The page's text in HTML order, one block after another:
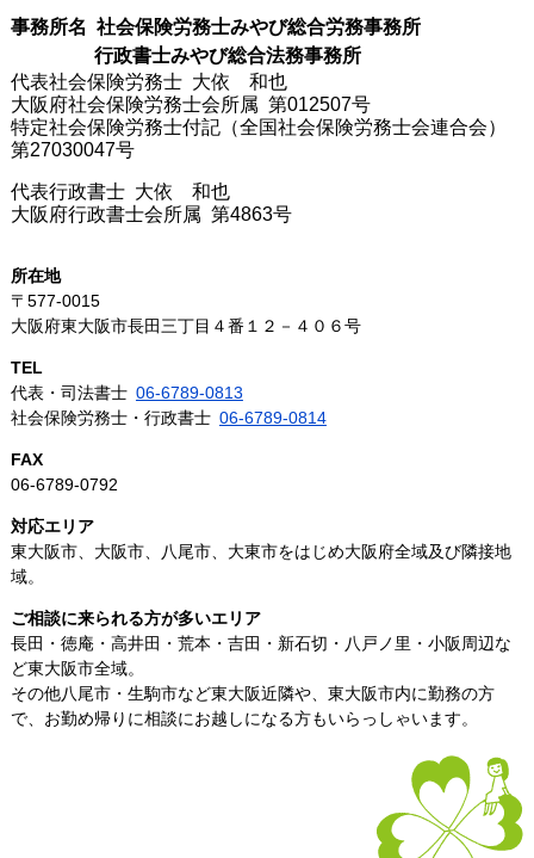
事務所名 社会保険労務士みやび総合労務事務所
行政書士みやび総合法務事務所
代表社会保険労務士 大依 和也
大阪府社会保険労務士会所属 第012507号
特定社会保険労務士付記（全国社会保険労務士会連合会）
第27030047号
代表行政書士 大依 和也
大阪府行政書士会所属 第4863号
所在地
〒577-0015
大阪府東大阪市長田三丁目４番１２－４０６号
TEL
代表・司法書士 06-6789-0813
社会保険労務士・行政書士 06-6789-0814
FAX
06-6789-0792
対応エリア
東大阪市、大阪市、八尾市、大東市をはじめ大阪府全域及び隣接地
域。
ご相談に来られる方が多いエリア
長田・徳庵・高井田・荒本・吉田・新石切・八戸ノ里・小阪周辺な
ど東大阪市全域。
その他八尾市・生駒市など東大阪近隣や、東大阪市内に勤務の方
で、お勤め帰りに相談にお越しになる方もいらっしゃいます。